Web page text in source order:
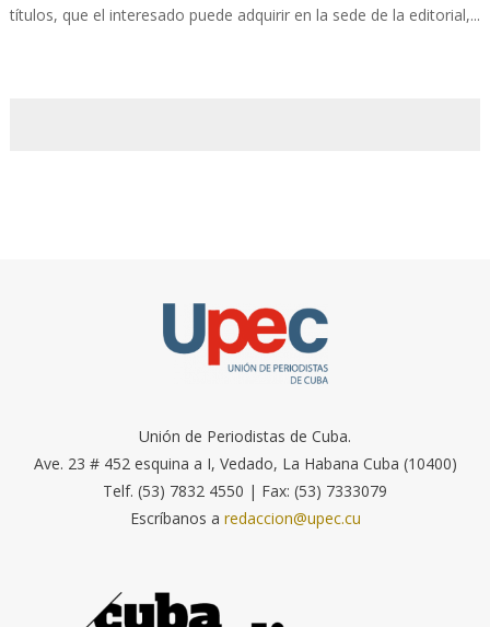
títulos, que el interesado puede adquirir en la sede de la editorial,...
Unión de Periodistas de Cuba.
Ave. 23 # 452 esquina a I, Vedado, La Habana Cuba (10400)
Telf. (53) 7832 4550 | Fax: (53) 7333079
Escríbanos a redaccion@upec.cu